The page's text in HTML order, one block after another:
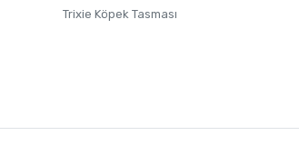
Trixie Köpek Tasması